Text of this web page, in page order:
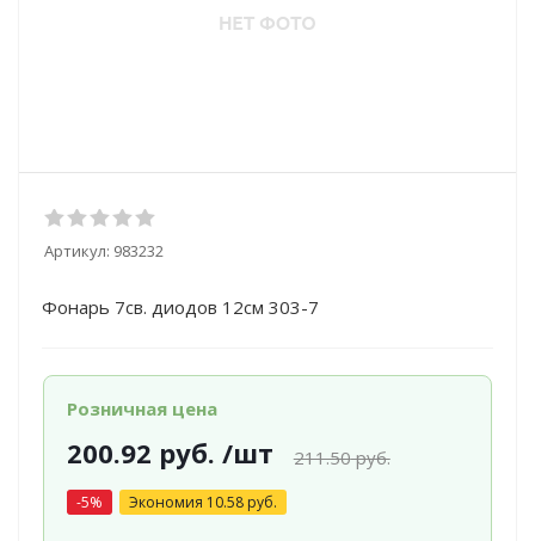
Артикул: 983232
Фонарь 7св. диодов 12см 303-7
Розничная цена
200.92 руб. /шт 211.50руб.
-5% Экономия 10.58руб.